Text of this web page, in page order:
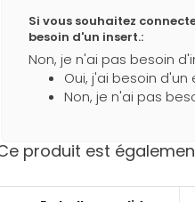
Si vous souhaitez
besoin d'un insert.:
Non, je n'ai pas besoin
Oui, j'ai besoin
Non, je n'ai pas
produit est